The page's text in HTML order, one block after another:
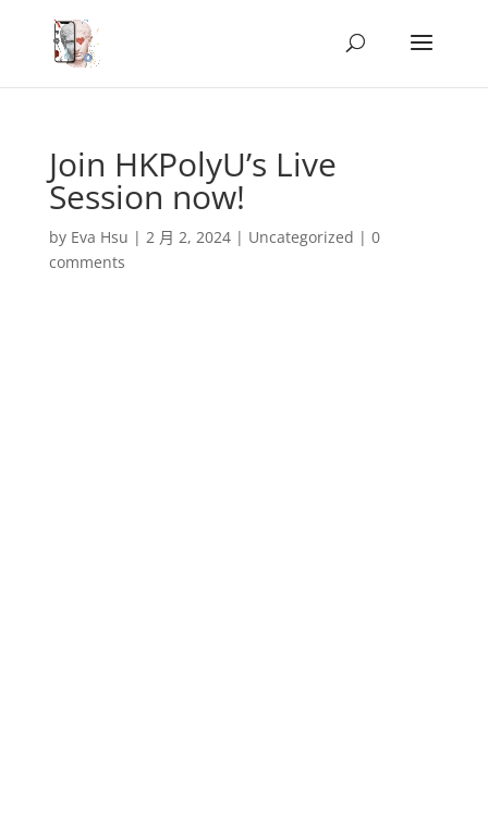
Join HKPolyU’s Live
Session now!
by Eva Hsu | 2 月 2, 2024| Uncategorized | 0
comments